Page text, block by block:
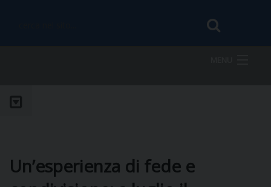
Un’esperienza di fede e